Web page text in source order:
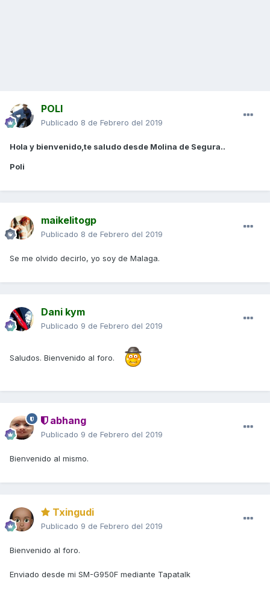
POLI
Publicado 8 de Febrero del 2019
Hola y bienvenido,te saludo desde Molina de Segura..
Poli
maikelitogp
Publicado 8 de Febrero del 2019
Se me olvido decirlo, yo soy de Malaga.
Dani kym
Publicado 9 de Febrero del 2019
Saludos. Bienvenido al foro.
abhang
Publicado 9 de Febrero del 2019
Bienvenido al mismo.
Txingudi
Publicado 9 de Febrero del 2019
Bienvenido al foro.
Enviado desde mi SM-G950F mediante Tapatalk